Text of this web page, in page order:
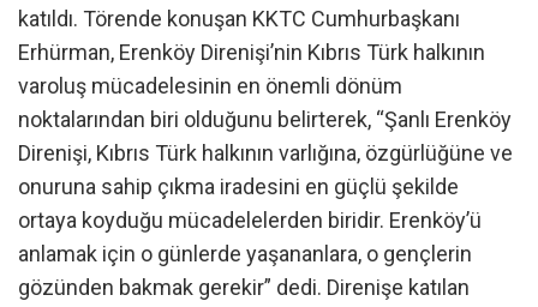
katıldı. Törende konuşan KKTC Cumhurbaşkanı
Erhürman, Erenköy Direnişi’nin Kıbrıs Türk halkının
varoluş mücadelesinin en önemli dönüm
noktalarından biri olduğunu belirterek, “Şanlı Erenköy
Direnişi, Kıbrıs Türk halkının varlığına, özgürlüğüne ve
onuruna sahip çıkma iradesini en güçlü şekilde
ortaya koyduğu mücadelelerden biridir. Erenköy’ü
anlamak için o günlerde yaşananlara, o gençlerin
gözünden bakmak gerekir” dedi. Direnişe katılan